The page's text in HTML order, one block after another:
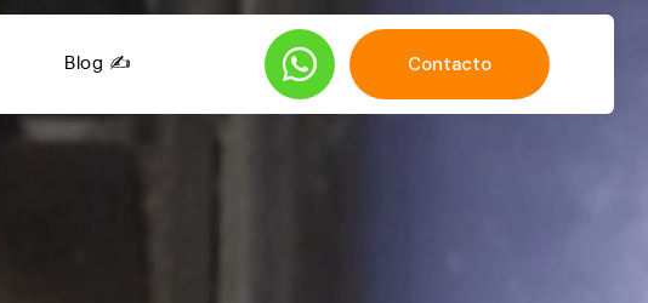
Blog ✍️ Contacto